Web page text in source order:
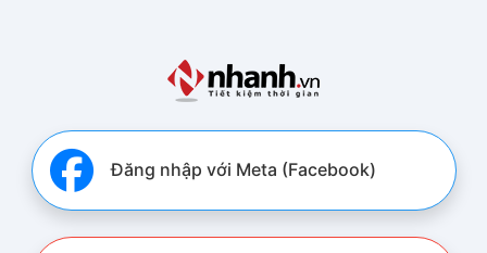
Đăng nhập với Meta (Facebook)